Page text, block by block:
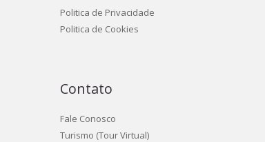
Politica de Privacidade
Politica de Cookies
Contato
Fale Conosco
Turismo (Tour Virtual)